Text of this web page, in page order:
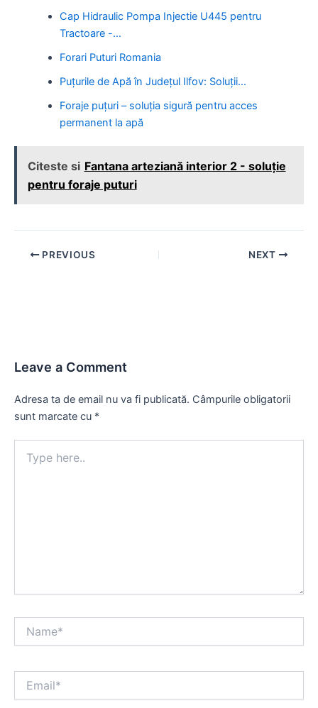
Cap Hidraulic Pompa Injectie U445 pentru
Tractoare -…
Forari Puturi Romania
Puțurile de Apă în Județul Ilfov: Soluții…
Foraje puțuri – soluția sigură pentru acces
permanent la apă
Citeste si Fantana arteziană interior 2 - soluție
pentru foraje puturi
Post PREVIOUS NEXT
Leave a Comment
Adresa ta de email nu va fi publicată. Câmpurile obligatorii
sunt marcate cu *
here..